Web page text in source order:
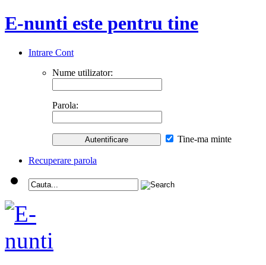
E-nunti este pentru tine
Intrare Cont
Nume utilizator:
Parola:
Tine-ma minte
Recuperare parola